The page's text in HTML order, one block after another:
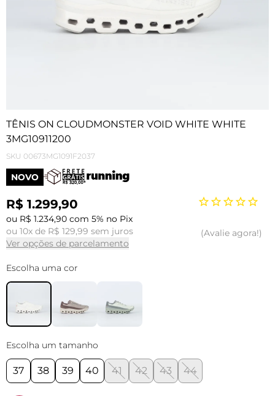
NOVO
TÊNIS ON CLOUDMONSTER VOID WHITE WHITE
3MG10911200
SKU 00673MG1091F2037
R$ 1.299,90
ou R$ 1.234,90 com 5% no Pix
ou 10x de R$ 129,99 sem juros
Ver opções de parcelamento
Avalie agora!
Escolha uma cor
Escolha um tamanho
37 38 39 40 41 42 43 44